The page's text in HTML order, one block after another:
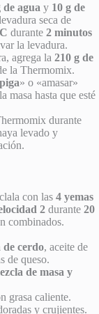
de agua y 10 g de
seca de
durante 2 minutos
la levadura.
agrega la 210 g de
la Thermomix.
» o «amasar»
masa hasta que esté
durante
levado y
con las 4 yemas
2 durante 20
combinados.
de cerdo, aceite de
de queso.
de masa y
grasa caliente.
y crujientes.